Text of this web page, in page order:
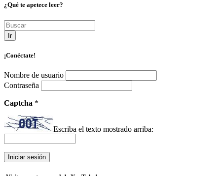
¿Qué te apetece leer?
Ir
¡Conéctate!
Nombre de usuario
Contraseña
Captcha *
Escriba el texto mostrado arriba: